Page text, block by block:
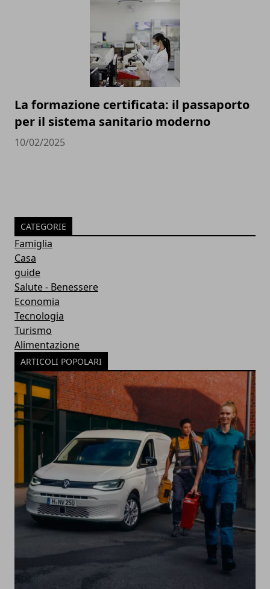
La formazione certificata: il passaporto
per il sistema sanitario moderno
10/02/2025
CATEGORIE
Famiglia
Casa
guide
Salute - Benessere
Economia
Tecnologia
Turismo
Alimentazione
ARTICOLI POPOLARI